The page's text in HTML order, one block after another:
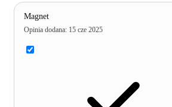
Magnet
Opinia dodana: 15 cze 2025